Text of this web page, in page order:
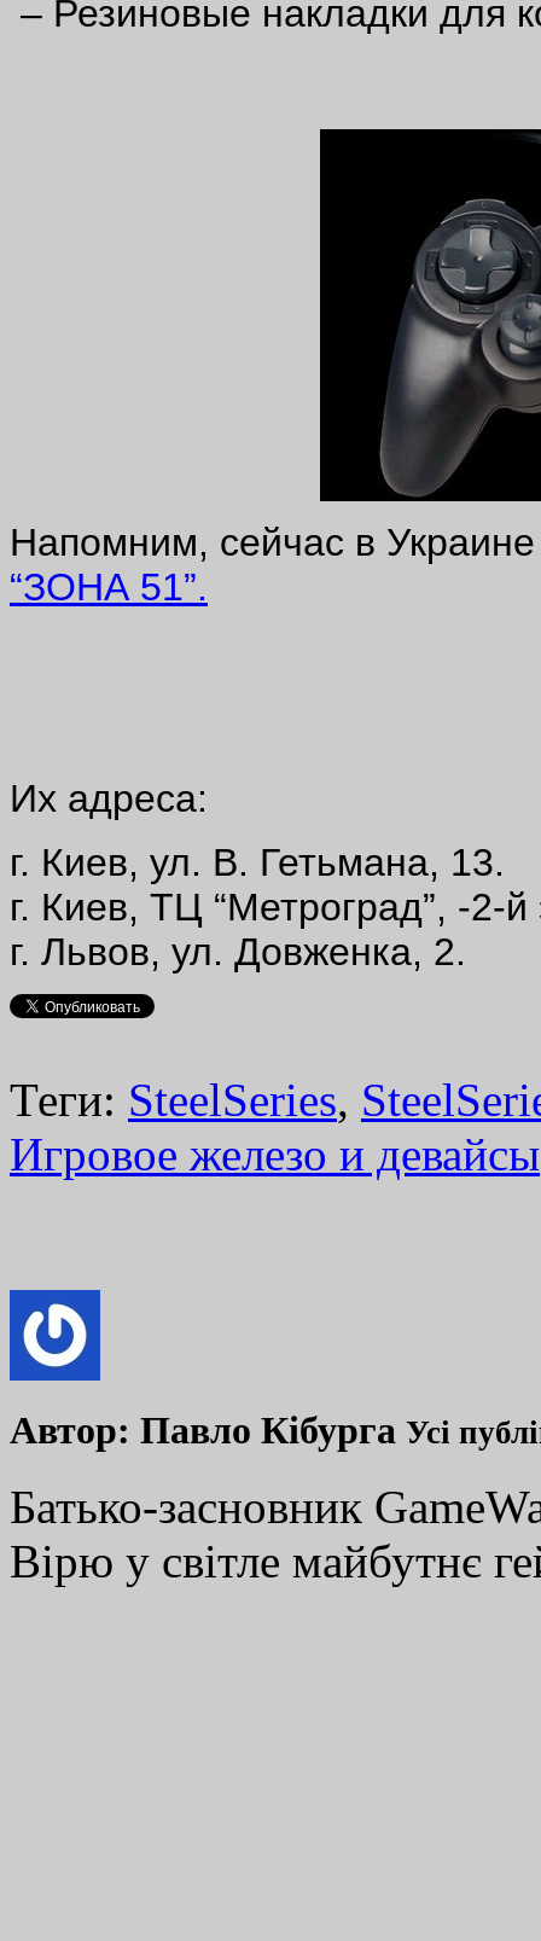
– Резиновые накладки для
Напомним, сейчас в
“ЗОНА 51”.
Их адреса:
г. Киев, ул. В. Гетьмана, 13.
г. Киев, ТЦ “Метроград”, -2-й
г. Львов, ул. Довженка, 2.
Теги: SteelSeries,
Игровое железо и девайсы
Автор: Павло Кібурга Усі
Батько-засновник
Вірю у світле майбутнє